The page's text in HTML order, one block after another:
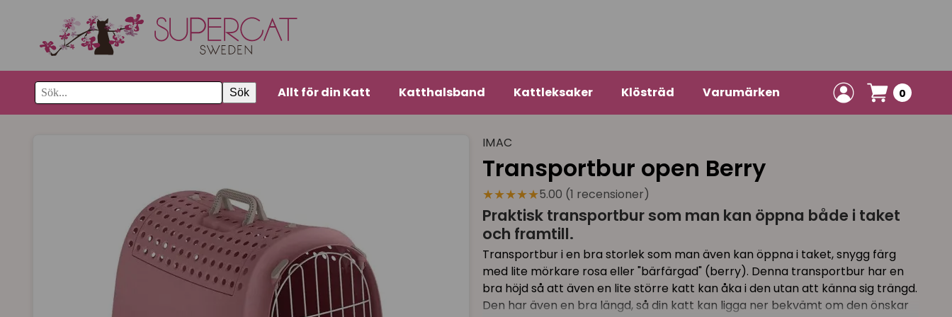
Sök Allt för din Katt Katthalsband Kattleksaker Klösträd Varumärken 0
IMAC
Transportbur open Berry
★★★★★5.00 (1 recensioner)
Praktisk transportbur som man kan öppna både i taket
och framtill.
Transportbur i en bra storlek som man även kan öppna i taket, snygg färg
med lite mörkare rosa eller "bärfärgad" (berry). Denna transportbur har en
bra höjd så att även en lite större katt kan åka i den utan att känna sig trängd.
Den har även en bra längd, så din katt kan ligga ner bekvämt om den önskar